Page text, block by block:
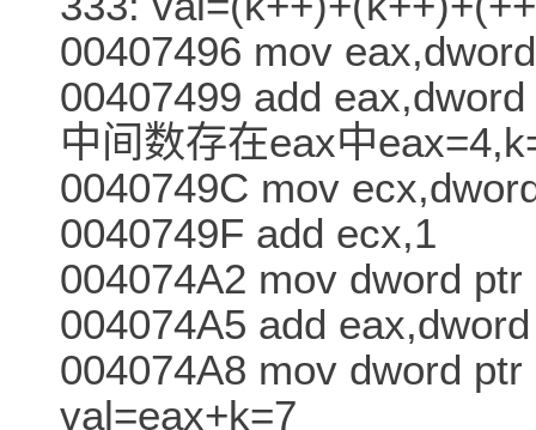
00407496 mov
00407499 add
中间数存在eax中
0040749C mov
0040749F add ecx,1
004074A2 mov dword
004074A5 add
004074A8 mov dword
val=eax+k=7